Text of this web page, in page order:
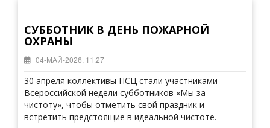
СУББОТНИК В ДЕНЬ ПОЖАРНОЙ
ОХРАНЫ
04-МАЙ-2026, 11:27
30 апреля коллективы ПСЦ стали участниками
Всероссийской недели субботников «Мы за
чистоту», чтобы отметить свой праздник и
встретить предстоящие в идеальной чистоте.